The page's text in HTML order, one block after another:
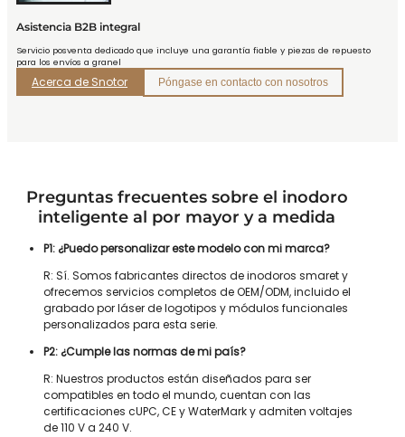
Asistencia B2B integral
Servicio posventa dedicado que incluye una garantía fiable y piezas de repuesto
para los envíos a granel
Acerca de Snotor Póngase en contacto con nosotros
Preguntas frecuentes sobre el inodoro
inteligente al por mayor y a medida
P1: ¿Puedo personalizar este modelo con mi marca?
R: Sí. Somos fabricantes directos de inodoros smaret y
ofrecemos servicios completos de OEM/ODM, incluido el
grabado por láser de logotipos y módulos funcionales
personalizados para esta serie.
P2: ¿Cumple las normas de mi país?
R: Nuestros productos están diseñados para ser
compatibles en todo el mundo, cuentan con las
certificaciones cUPC, CE y WaterMark y admiten voltajes
de 110 V a 240 V.